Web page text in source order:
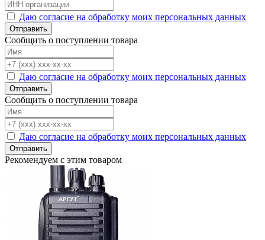
Даю согласие на обработку моих персональных данных
Отправить
Сообщить о поступлении товара
Даю согласие на обработку моих персональных данных
Отправить
Сообщить о поступлении товара
Даю согласие на обработку моих персональных данных
Отправить
Рекомендуем с этим товаром